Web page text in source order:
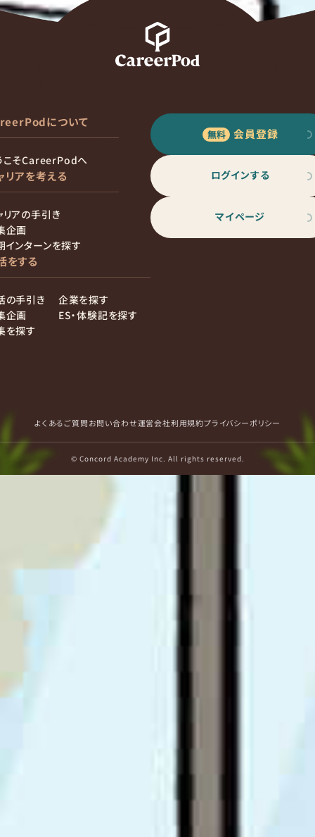
について
こそCareerPodへ
リアを考える
リアの手引き
企画
インターンを探す
をする
の手引き
企画
を探す
企業を探す
ES・体験記を探す
会員登録
ログインする
マイページ
よくあるご質問お問い合わせ運営会社利用規約プライバシーポリシー
© Concord Academy Inc. All rights reserved.